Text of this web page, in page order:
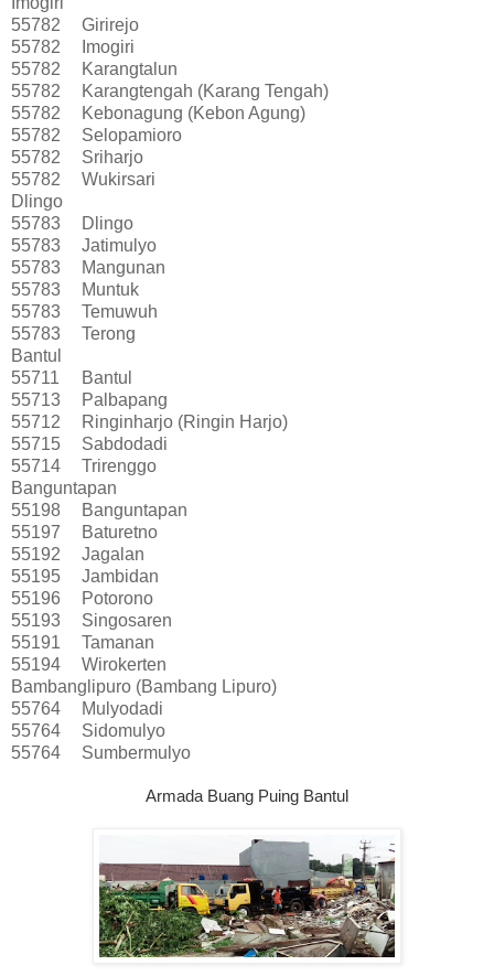
55782
Girirejo
55782
Imogiri
55782
Karangtalun
55782
Karangtengah (Karang Tengah)
55782
Kebonagung (Kebon Agung)
55782
Selopamioro
55782
Sriharjo
55782
Wukirsari
Dlingo
55783
Dlingo
55783
Jatimulyo
55783
Mangunan
55783
Muntuk
55783
Temuwuh
55783
Terong
Bantul
55711
Bantul
55713
Palbapang
55712
Ringinharjo (Ringin Harjo)
55715
Sabdodadi
55714
Trirenggo
Banguntapan
55198
Banguntapan
55197
Baturetno
55192
Jagalan
55195
Jambidan
55196
Potorono
55193
Singosaren
55191
Tamanan
55194
Wirokerten
Bambanglipuro (Bambang Lipuro)
55764
Mulyodadi
55764
Sidomulyo
55764
Sumbermulyo
Armada Buang Puing Bantul